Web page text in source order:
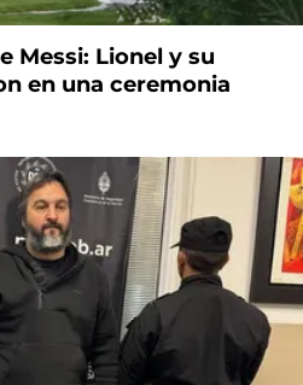
Messi: Lionel y su
en una ceremonia